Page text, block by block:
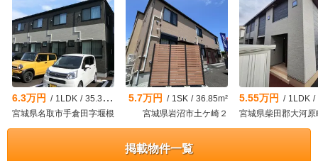
に対応していただきアフターサービスも行き届いていると感じまし
た。 一人で賃貸を借りるのは初めてだったのですが、戸惑うことな
く安心して契約を結ぶことができ、対応に満足しています
6.3万円 / 1LDK / 35.33m²
宮城県名取市手倉田字堰根
5.7万円 / 1SK / 36.85m²
宮城県岩沼市土ケ崎２
5.55万円 / 1LDK /
宮城県柴田郡大河原
掲載物件一覧